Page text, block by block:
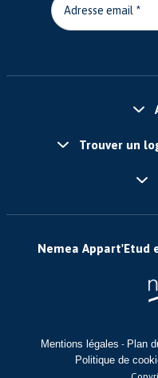
Adresse email
Trouver un
Nemea Appart'Etud
Mentions légales - Plan
Politique de